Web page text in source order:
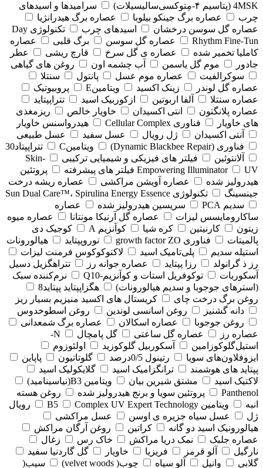
4MSK (پتاسیم ۴‑مِتوکسی‌سالیسیلات)
سرامیدها و اسیدهای
چرب
عصاره برگ جینکو بیلوبا
عصاره برگ هیدرانژیا
عصاره گل سوسن درخشان
اسیدهای چرب
تکنولوژی Day
Rhythm Fine‑Tun
عصاره گل سوسن برگ قلبی
عصاره
کاملیا تخمیر شده
عصاره ی گل سرخ قارچ ریشی
عطر
جادور
موم گل یاسمن آب چشمه اون
روغن های گیاهی
سوکرالفیت
عصاره موم عسل پانتول
سنتلا
عصاره گل لوندر
زینک اکسید ویتامینE
پروبیوتیک
عصاره سنتلا
آلفا اربوتین ازکوربیک اسید
تتراپپتاید
عصاره پلانگتون
انتی اکسیدان خاویار خالص
ریزمغذی
های خاویار
فناوری Cellular Complex
هیدرواسنس خاویار
آنتی اکسیدان
ژل رویال عسل سفید
عسل طبیعی
فناوری (‏Dynamic Blackbee Repair)
ویتامینC
تتراپپتاد30
آلانتوئین
فیلتر های فیزیکی و شیمیایی ترکیبی
Skin-
Empowering Illuminator
UV فیلتر های پیشرفته
پروتئین
هیدرولیز شده
عصاره آویشن مراکشی
عصاره ریشه درخت
جینسینگ
تکنولوژی Sun Dual Care™، Spirulina Energy Essence
سدیم PCA
سریسین هیدرولیز شده
عصاره
ساکارومایسس لیزات
عصاره گل آرنیکا مونتانا
عصاره میوه
زیتون
کارنیتین کره شیا کوآنزیم A
کوجیک دی
پالمیتات
فناوری growth factor ZO نوروپپتاید
هیالورونات
استیله سدیم
پلی‌تامیک اسید
لاکتوکوکوس فرمنت لیزات
رز ذ گرانولد
رزا پپتاید عصاره جوانه رز
تتراهگزیل دسیل
آسکوربات
توکوفریل استات و کوآنزیم-Q10
نرم‌کننده سبک
(استرهای جوجوبا و سدیم هیالورونات)
هگزاپپتاید پپتاید8
روغن برگ درخت چای
کریستال های اکسید منیزیم بسیار ریز
دانه گشنیز
روغن اسانسی لوندین
روغن اسطوخدوس
روغن جوجوبا
عصاره اسکالان
عصاره برگ شمعدانی
عصاره رز
عصاره گل ساعتی گل پامچال
N-
استیل‌گلوکوزامین
آسکوربیل گلوکوزید
اولئوزوم
ایزوفلاون‌های سویا
رتینول 0/5درصد گلوتاتیون
پاپاین
پپتاید های هوشمند
ترانگزامیک اسید
گلایکولیک اسید
لاکتیک اسید
مشتق شیرین بیان
ویتامین B3(نیاسینامید)
Panthenol
پروتئین سویا و برنج هیدرولیز شده
روغن هسته
انبه
ویتامین B5 Complex UV Expert Technology
رویال
ژل
عسل سیاه جزیره ی اوسن
عسل مراکشی
هیالورونیک اسید دو گانه
کراتین
روغن آرگان مراکش
عصاره جلبک
نمک دریا مراکش خاک رس
زغال
نارگیل
آلو قرمز فریزیا خاویار
گل گاردنیا سفید
گلابی
وانیل آلو سیاه چوب( velvet woods) سیب(